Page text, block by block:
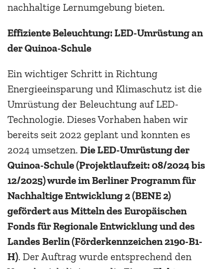
nachhaltige Lernumgebung bieten.
Effiziente Beleuchtung: LED-Umrüstung an
der Quinoa-Schule
Ein wichtiger Schritt in Richtung
Energieeinsparung und Klimaschutz ist die
Umrüstung der Beleuchtung auf LED-
Technologie. Dieses Vorhaben haben wir
bereits seit 2022 geplant und konnten es
2024 umsetzen. Die LED-Umrüstung der
Quinoa-Schule (Projektlaufzeit: 08/2024 bis
12/2025) wurde im Berliner Programm für
Nachhaltige Entwicklung 2 (BENE 2)
gefördert aus Mitteln des Europäischen
Fonds für Regionale Entwicklung und des
Landes Berlin (Förderkennzeichen 2190-B1-
H). Der Auftrag wurde entsprechend den